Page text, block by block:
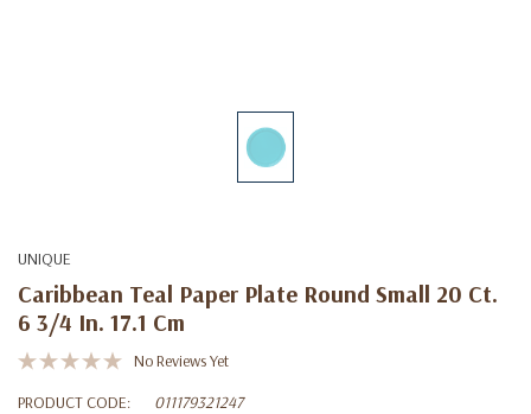
UNIQUE
Caribbean Teal Paper Plate Round Small 20 Ct.
6 3/4 In. 17.1 Cm
No Reviews Yet
PRODUCT CODE:
011179321247